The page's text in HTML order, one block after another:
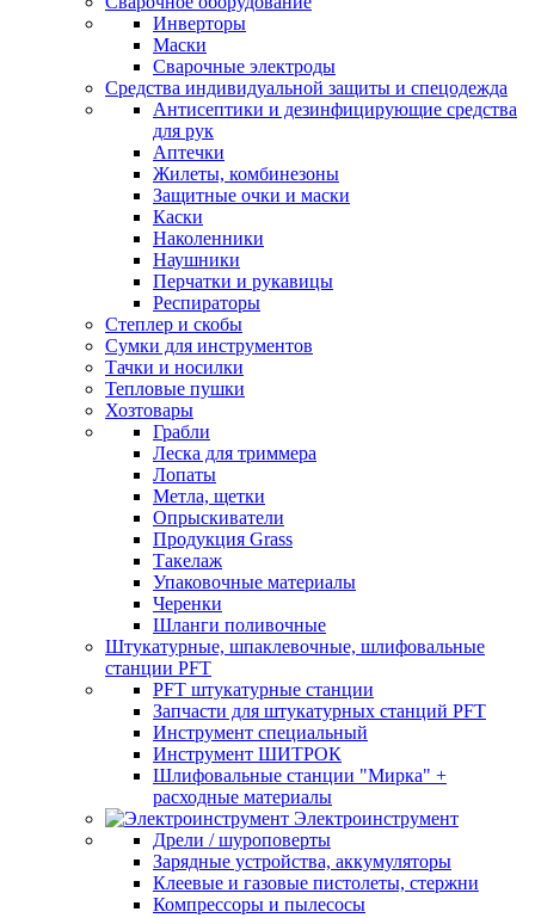
Инверторы
Маски
Сварочные электроды
Средства индивидуальной защиты и спецодежда
Антисептики и дезинфицирующие средства
для рук
Аптечки
Жилеты, комбинезоны
Защитные очки и маски
Каски
Наколенники
Наушники
Перчатки и рукавицы
Респираторы
Степлер и скобы
Сумки для инструментов
Тачки и носилки
Тепловые пушки
Хозтовары
Грабли
Леска для триммера
Лопаты
Метла, щетки
Опрыскиватели
Продукция Grass
Такелаж
Упаковочные материалы
Черенки
Шланги поливочные
Штукатурные, шпаклевочные, шлифовальные
станции PFT
PFT штукатурные станции
Запчасти для штукатурных станций PFT
Инструмент специальный
Инструмент ШИТРОК
Шлифовальные станции "Мирка" +
расходные материалы
Электроинструмент
Дрели / шуроповерты
Зарядные устройства, аккумуляторы
Клеевые и газовые пистолеты, стержни
Компрессоры и пылесосы